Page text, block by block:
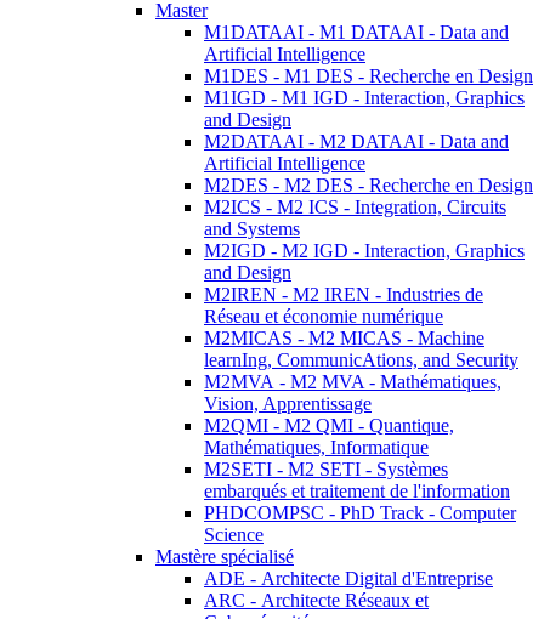
Master
M1DATAAI - M1 DATAAI - Data and
Artificial Intelligence
M1DES - M1 DES - Recherche en Design
M1IGD - M1 IGD - Interaction, Graphics
and Design
M2DATAAI - M2 DATAAI - Data and
Artificial Intelligence
M2DES - M2 DES - Recherche en Design
M2ICS - M2 ICS - Integration, Circuits
and Systems
M2IGD - M2 IGD - Interaction, Graphics
and Design
M2IREN - M2 IREN - Industries de
Réseau et économie numérique
M2MICAS - M2 MICAS - Machine
learnIng, CommunicAtions, and Security
M2MVA - M2 MVA - Mathématiques,
Vision, Apprentissage
M2QMI - M2 QMI - Quantique,
Mathématiques, Informatique
M2SETI - M2 SETI - Systèmes
embarqués et traitement de l'information
PHDCOMPSC - PhD Track - Computer
Science
Mastère spécialisé
ADE - Architecte Digital d'Entreprise
ARC - Architecte Réseaux et